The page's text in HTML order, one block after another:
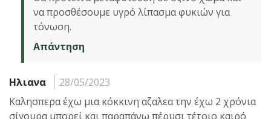
να προσθέσουμε υγρό λίπασμα φυκιών για
τόνωση.
Απάντηση
Ηλιανα
28/05/2023
Καλησπερα έχω μια κόκκινη αζαλεα την έχω 2 χρόνια
σίγουρα μπορεί και παραπάνω πέρυσι τέτοιο καιρό